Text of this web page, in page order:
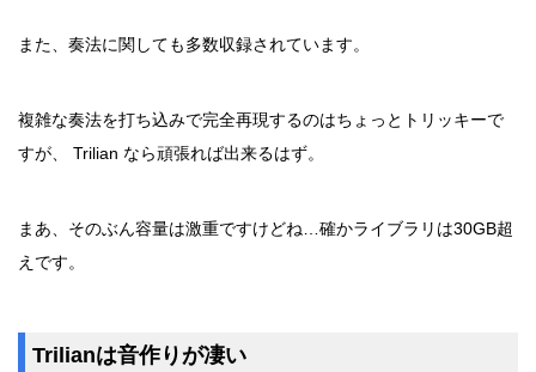
また、奏法に関しても多数収録されています。
複雑な奏法を打ち込みで完全再現するのはちょっとトリッキーで
すが、 Trilian なら頑張れば出来るはず。
まあ、そのぶん容量は激重ですけどね…確かライブラリは30GB超
えです。
Trilianは音作りが凄い